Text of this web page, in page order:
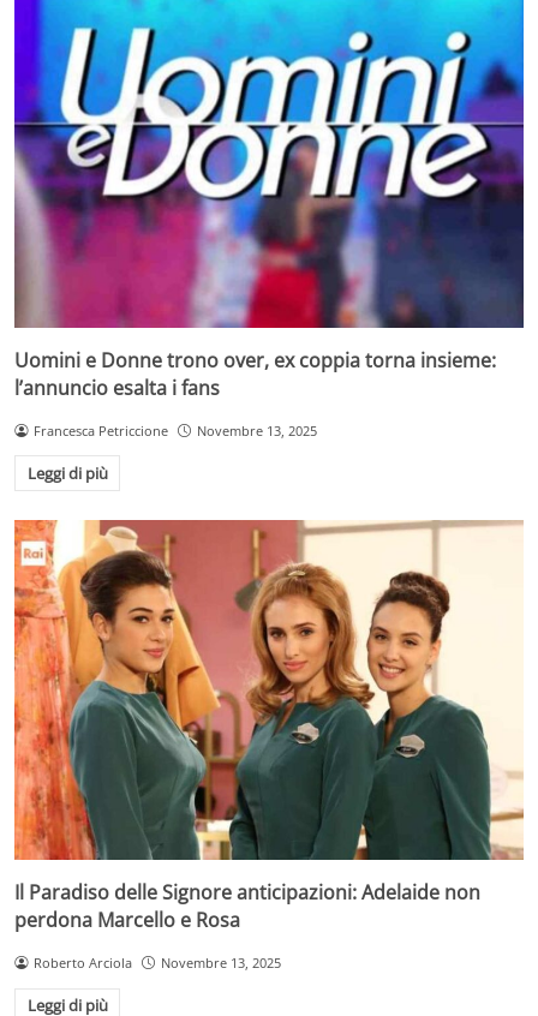
Uomini e Donne trono over, ex coppia torna insieme:
l’annuncio esalta i fans
Francesca Petriccione Novembre 13, 2025
Leggi di più
Il Paradiso delle Signore anticipazioni: Adelaide non
perdona Marcello e Rosa
Roberto Arciola Novembre 13, 2025
Leggi di più